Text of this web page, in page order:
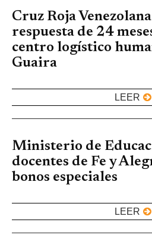
Cruz Roja
respuesta de 24
centro logístico
Guaira
LEER
Ministerio de
docentes de Fe y
bonos especiales
LEER